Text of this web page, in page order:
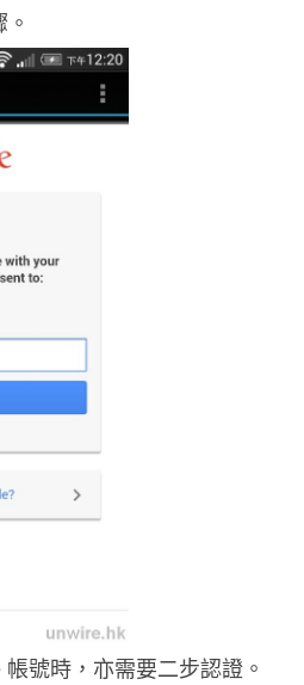
號時，亦需要二步認證。